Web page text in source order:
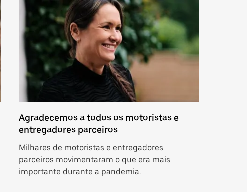
Agradecemos a todos os motoristas e
entregadores parceiros
Milhares de motoristas e entregadores
parceiros movimentaram o que era mais
importante durante a pandemia.